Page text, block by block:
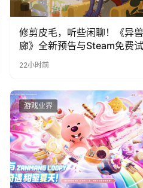
修剪皮毛，听些闲聊！《异
廊》全新预告与Steam免费
公开
22小时前
游戏业界